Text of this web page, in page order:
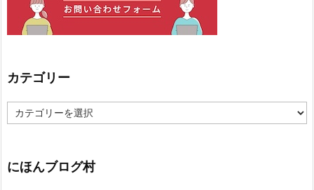
カテゴリー
テ
ー
にほんブログ村